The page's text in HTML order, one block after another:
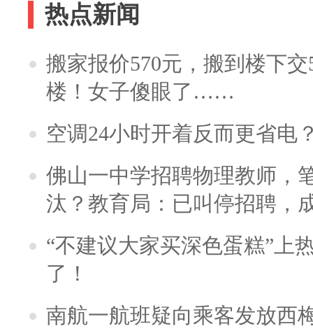
热点新闻
搬家报价570元，搬到楼下
楼！女子傻眼了……
空调24小时开着反而更省电
佛山一中学招聘物理教师，
汰？教育局：已叫停招聘，
“不建议大家买深色蛋糕”上
了！
南航一航班疑向乘客发放西